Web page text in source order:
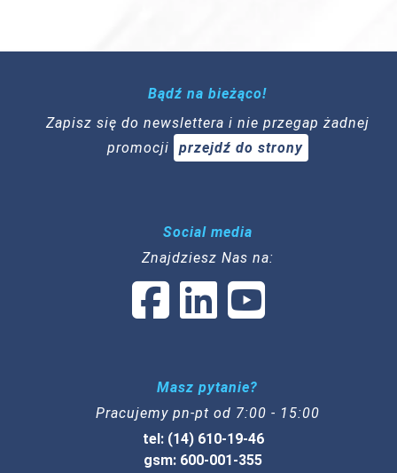
Bądź na bieżąco!
Zapisz się do newslettera i nie przegap żadnej
promocji
przejdź do strony
Social media
Znajdziesz Nas na:
Masz pytanie?
Pracujemy pn-pt od 7:00 - 15:00
tel: (14) 610-19-46
gsm: 600-001-355